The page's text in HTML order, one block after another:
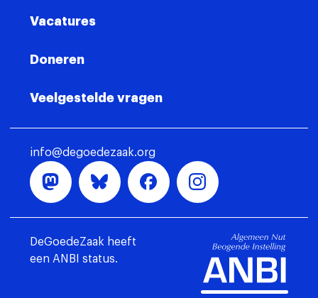
Vacatures
Doneren
Veelgestelde vragen
info@degoedezaak.org
DeGoedeZaak heeft
een ANBI status.